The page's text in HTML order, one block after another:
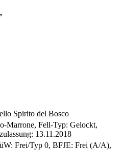
Spirito del Bosco
Marrone, Fell-Typ: Gelockt,
13.11.2018
Frei/Typ 0, BFJE: Frei (A/A),